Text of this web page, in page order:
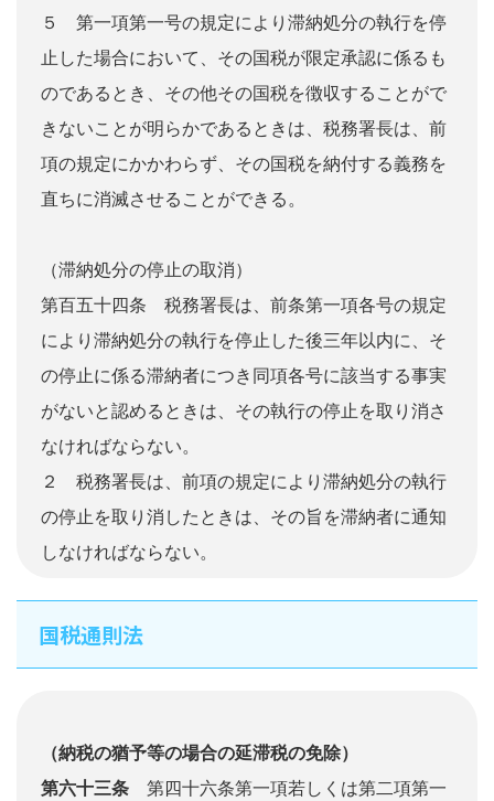
５ 第一項第一号の規定により滞納処分の執行を停
止した場合において、その国税が限定承認に係るも
のであるとき、その他その国税を徴収することがで
きないことが明らかであるときは、税務署長は、前
項の規定にかかわらず、その国税を納付する義務を
直ちに消滅させることができる。
（滞納処分の停止の取消）
第百五十四条 税務署長は、前条第一項各号の規定
により滞納処分の執行を停止した後三年以内に、そ
の停止に係る滞納者につき同項各号に該当する事実
がないと認めるときは、その執行の停止を取り消さ
なければならない。
２ 税務署長は、前項の規定により滞納処分の執行
の停止を取り消したときは、その旨を滞納者に通知
しなければならない。
国税通則法
（納税の猶予等の場合の延滞税の免除）
第六十三条 第四十六条第一項若しくは第二項第一